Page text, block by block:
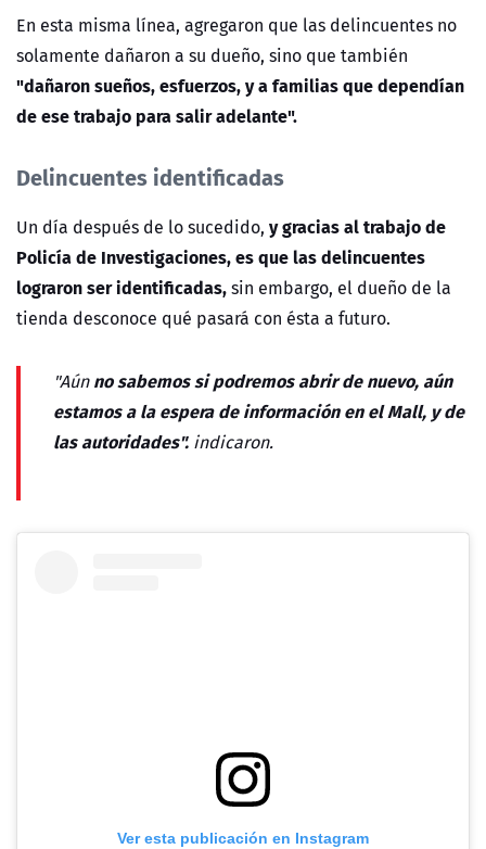
En esta misma línea, agregaron que las delincuentes no
solamente dañaron a su dueño, sino que también
"dañaron sueños, esfuerzos, y a familias que dependían
de ese trabajo para salir adelante".
Delincuentes identificadas
Un día después de lo sucedido, y gracias al trabajo de
Policía de Investigaciones, es que las delincuentes
lograron ser identificadas,sin embargo, el dueño de la
tienda desconoce qué pasará con ésta a futuro.
"Aúnno sabemos si podremos abrir de nuevo, aún
estamos a la espera de información en el Mall, y de
las autoridades". indicaron.
Ver esta publicación en Instagram